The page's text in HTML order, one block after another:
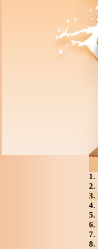
1.
2.
3.
4.
5.
6.
7.
8.